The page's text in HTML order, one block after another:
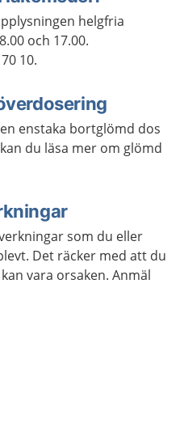
helgfria
och 17.00.
10.
enstaka bortglömd dos
du läsa mer om glömd
som du eller
Det räcker med att du
vara orsaken. Anmäl